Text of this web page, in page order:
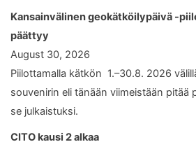
Kansainvälinen geokätköilypäivä -
päättyy
August 30, 2026
Piilottamalla kätkön 1.–30.8. 2026
souvenirin eli tänään viimeistään pitää
se julkaistuksi.
CITO kausi 2 alkaa